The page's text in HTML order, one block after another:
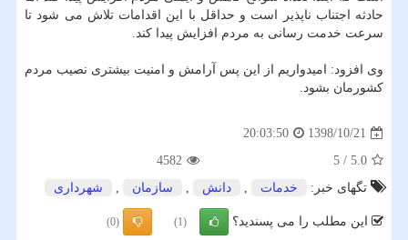
حادثه اجتناب ناپذیر است و حداقل با این اقدامات تلاش می شود تا
سرعت خدمت رسانی به مردم افزایش پیدا كند.
وی افزود: امیدواریم از این پس آرامش و امنیت بیشتری نصیب مردم
كشورمان بشود.
1398/10/21
20:03:50
5.0
/
5
4582
تگهای خبر:
خدمات , دانش , سازمان , شهرداری
این مطلب را می پسندید؟ (1)
(0)